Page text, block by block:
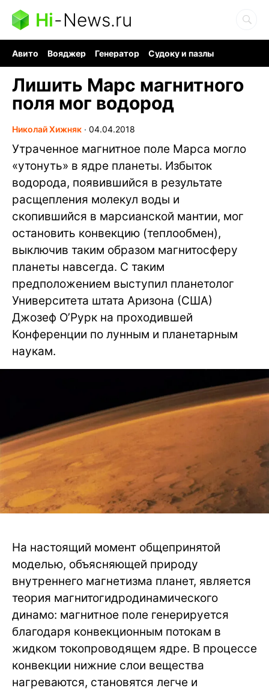
Hi-News.ru
Авито Вояджер Генератор
Судоку и пазлы
Лишить Марс магнитного
поля мог водород
Николай Хижняк ∙ 04.04.2018
Утраченное магнитное поле Марса могло
«утонуть» в ядре планеты. Избыток
водорода, появившийся в результате
расщепления молекул воды и
скопившийся в марсианской мантии, мог
остановить конвекцию (теплообмен),
выключив таким образом магнитосферу
планеты навсегда. С таким
предположением выступил планетолог
Университета штата Аризона (США)
Джозеф О’Рурк на проходившей
Конференции по лунным и планетарным
наукам.
На настоящий момент общепринятой
моделью, объясняющей природу
внутреннего магнетизма планет, является
теория магнитогидродинамического
динамо: магнитное поле генерируется
благодаря конвекционным потокам в
жидком токопроводящем ядре. В процессе
конвекции нижние слои вещества
нагреваются, становятся легче и